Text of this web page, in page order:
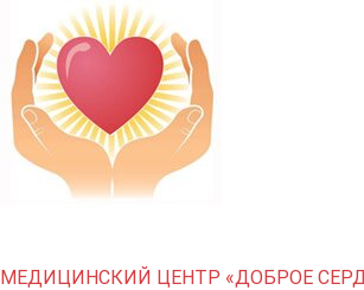
МЕДИЦИНСКИЙ ЦЕНТР «ДОБРОЕ